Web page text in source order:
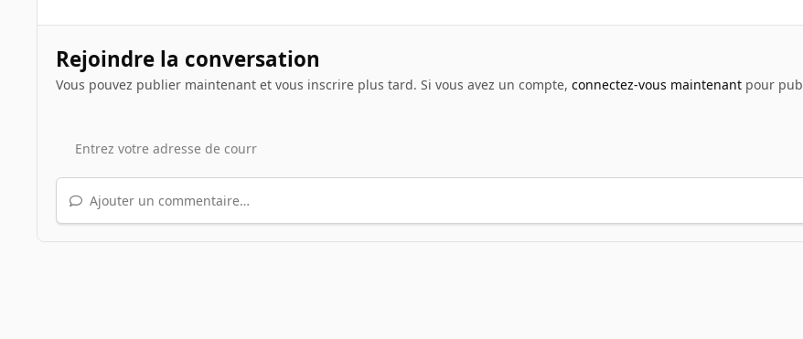
Rejoindre la conversation
Vous pouvez publier maintenant et vous inscrire plus tard. Si vous avez un compte, connectez-vous maintenantpour
Ajouter un commentaire…